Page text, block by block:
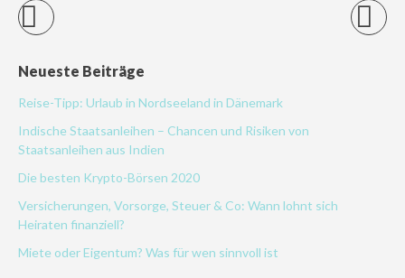
Neueste Beiträge
Reise-Tipp: Urlaub in Nordseeland in Dänemark
Indische Staatsanleihen – Chancen und Risiken von
Staatsanleihen aus Indien
Die besten Krypto-Börsen 2020
Versicherungen, Vorsorge, Steuer & Co: Wann lohnt sich
Heiraten finanziell?
Miete oder Eigentum? Was für wen sinnvoll ist